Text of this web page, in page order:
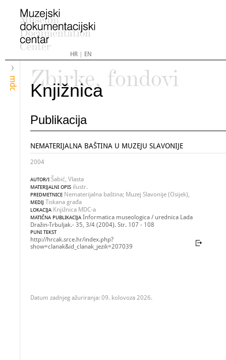
HR| EN
mdc
Zbirke, fondovi
Knjižnica
Publikacija
NEMATERIJALNA BAŠTINA U MUZEJU SLAVONIJE
2004
AUTOR/I Šabić, Vlasta
MATERIJALNI OPIS ilustr.
PREDMETNICE Nematerijalna baština; Muzej Slavonije (Osijek),
MEDIJ Tiskana građa
LOKACIJA Knjižnica MDC-a
MATIČNA PUBLIKACIJA Informatica museologica / urednica Lada
Dražin-Trbuljak.- 35, 3/4 (2004). Str. 107 - 108
PUNI TEKST
http://hrcak.srce.hr/index.php?
show=clanak&id_clanak_jezik=207039
Datum zadnjeg ažuriranja: 09. kolovoza 2026.